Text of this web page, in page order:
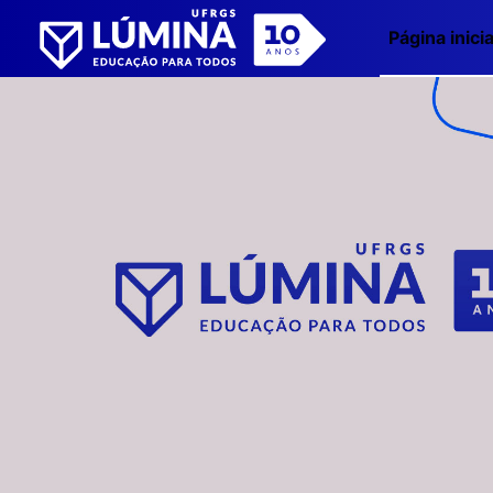
Ir para o conteúdo principal
Página